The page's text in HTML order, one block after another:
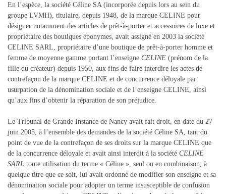
En l’espèce, la société Céline SA (incorporée depuis lors au sein du
groupe LVMH), titulaire, depuis 1948, de la marque CELINE pour
désigner notamment des articles de prêt-à-porter et accessoires de luxe et
propriétaire des boutiques éponymes, avait assigné en 2003 la société
CELINE SARL, propriétaire d’une boutique de prêt-à-porter homme et
femme de moyenne gamme portant l’enseigne CELINE (prénom de la
fille du créateur) depuis 1950, aux fins de faire interdire les actes de
contrefaçon de la marque CELINE et de concurrence déloyale par
usurpation de la dénomination sociale et de l’enseigne CELINE, ainsi
qu’aux fins d’obtenir la réparation de son préjudice.
Le Tribunal de Grande Instance de Nancy avait fait droit, en date du 27
juin 2005, à l’ensemble des demandes de la société Céline SA, tant du
point de vue de la contrefaçon de ses droits sur la marque CELINE que
de la concurrence déloyale et avait ainsi interdit à la société CELINE
SARL toute utilisation du terme « Céline », seul ou en combinaison, à
quelque titre que ce soit, lui avait ordonné de modifier son enseigne et sa
dénomination sociale pour adopter un terme insusceptible de confusion